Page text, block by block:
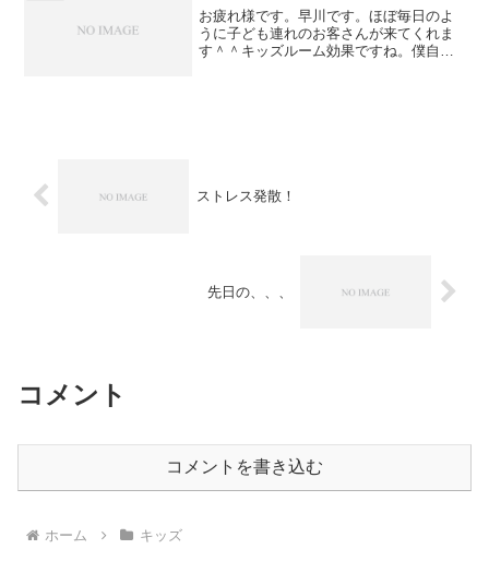
お疲れ様です。早川です。ほぼ毎日のよ
うに子ども連れのお客さんが来てくれま
す＾＾キッズルーム効果ですね。僕自身
ストレス発散！
先日の、、、
コメント
コメントを書き込む
ホーム キッズ